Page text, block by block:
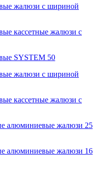
жалюзи с шириной
кассетные жалюзи с
SYSTEM 50
жалюзи с шириной
кассетные жалюзи с
алюминиевые жалюзи 25
алюминиевые жалюзи 16